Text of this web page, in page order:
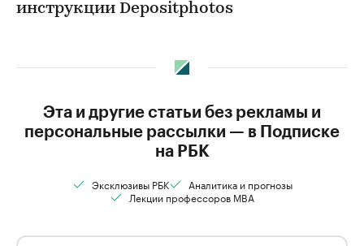
инструкции Depositphotos
Эта и другие статьи без рекламы и
персональные рассылки — в Подписке
на РБК
Эксклюзивы РБК
Аналитика и прогнозы
Лекции профессоров MBA